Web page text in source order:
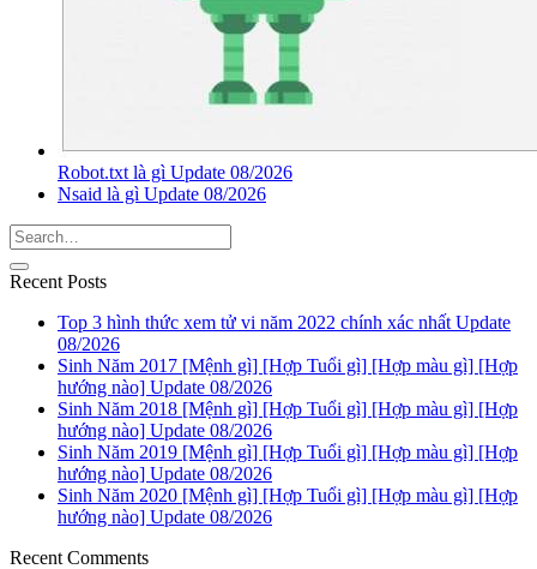
Robot.txt là gì Update 08/2026
Nsaid là gì Update 08/2026
Recent Posts
Top 3 hình thức xem tử vi năm 2022 chính xác nhất Update
08/2026
Sinh Năm 2017 [Mệnh gì] [Hợp Tuổi gì] [Hợp màu gì] [Hợp
hướng nào] Update 08/2026
Sinh Năm 2018 [Mệnh gì] [Hợp Tuổi gì] [Hợp màu gì] [Hợp
hướng nào] Update 08/2026
Sinh Năm 2019 [Mệnh gì] [Hợp Tuổi gì] [Hợp màu gì] [Hợp
hướng nào] Update 08/2026
Sinh Năm 2020 [Mệnh gì] [Hợp Tuổi gì] [Hợp màu gì] [Hợp
hướng nào] Update 08/2026
Recent Comments